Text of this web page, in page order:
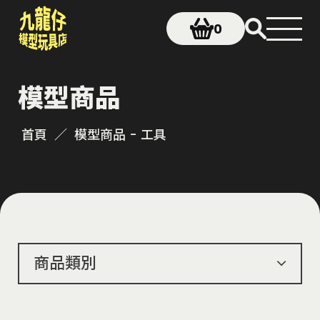
0
模型商品
首頁 模型商品 - 工具
商品類別